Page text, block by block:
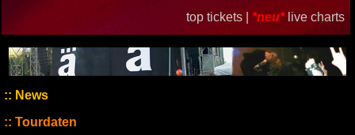
top tickets | *neu* live charts
News
Tourdaten